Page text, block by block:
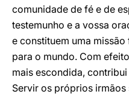
comunidade de fé e de
testemunho e a vossa
e constituem uma
para o mundo. Com
mais escondida,
Servir os próprios